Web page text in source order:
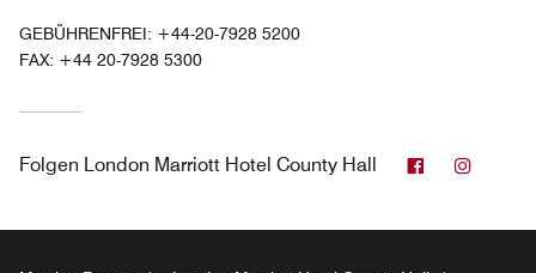
GEBÜHRENFREI: +44-20-7928 5200
FAX: +44 20-7928 5300
Folgen London Marriott Hotel County Hall Facebook